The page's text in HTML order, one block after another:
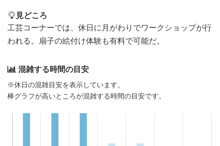
見どころ
工芸コーナーでは、休日に月がわりでワークショップが行
われる。扇子の絵付け体験も有料で可能だ。
混雑する時間の目安
※休日の混雑目安を表示しています。
棒グラフが高いところが混雑する時間の目安です。